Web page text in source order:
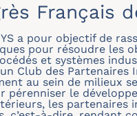
Français
a pour objectif de
pour résoudre les
et systèmes
Club des
au sein de milieux
pérenniser le
les partenaires